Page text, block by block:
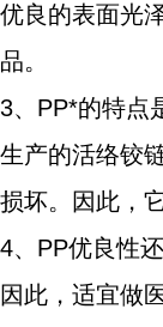
优良的表面光
品。
3、PP*的特点
生产的活络铰
损坏。因此，
4、PP优良性
因此，适宜做